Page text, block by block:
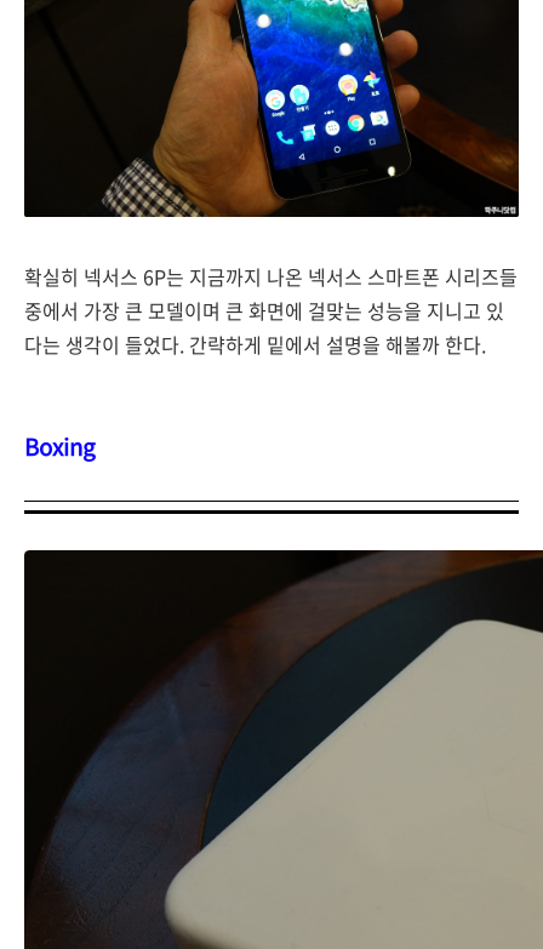
확실히 넥서스 6P는 지금까지 나온 넥서스 스마트폰 시리즈들
중에서 가장 큰 모델이며 큰 화면에 걸맞는 성능을 지니고 있
다는 생각이 들었다. 간략하게 밑에서 설명을 해볼까 한다.
Boxing